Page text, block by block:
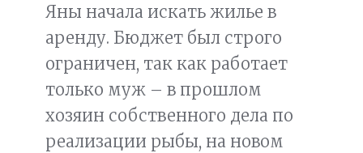
Яны начала искать жилье в
аренду. Бюджет был строго
ограничен, так как работает
только муж – в прошлом
хозяин собственного дела по
реализации рыбы, на новом